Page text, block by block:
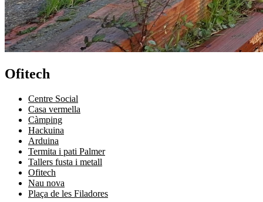
Ofitech
Centre Social
Casa vermella
Càmping
Hackuina
Arduina
Termita i pati Palmer
Tallers fusta i metall
Ofitech
Nau nova
Plaça de les Filadores